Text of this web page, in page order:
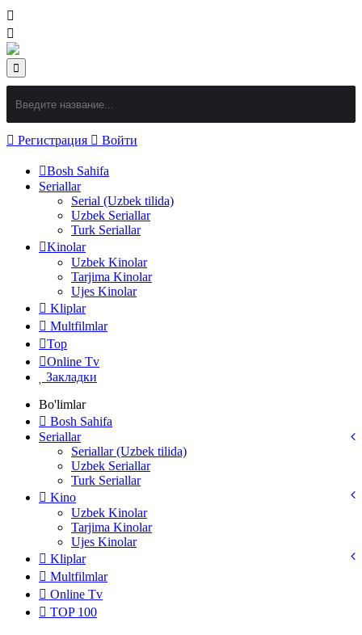
Регистрация Войти
Bosh Sahifa
Seriallar
Serial (Uzbek tilida)
Uzbek Seriallar
Turk Seriallar
Kinolar
Uzbek Kinolar
Tarjima Kinolar
Ujes Kinolar
Kliplar
Multfilmlar
Top
Online Tv
Закладки
Bo'limlar
Bosh Sahifa
Seriallar
Seriallar (Uzbek tilida)
Uzbek Seriallar
Turk Seriallar
Kino
Uzbek Kinolar
Tarjima Kinolar
Ujes Kinolar
Kliplar
Multfilmlar
Online Tv
TOP 100